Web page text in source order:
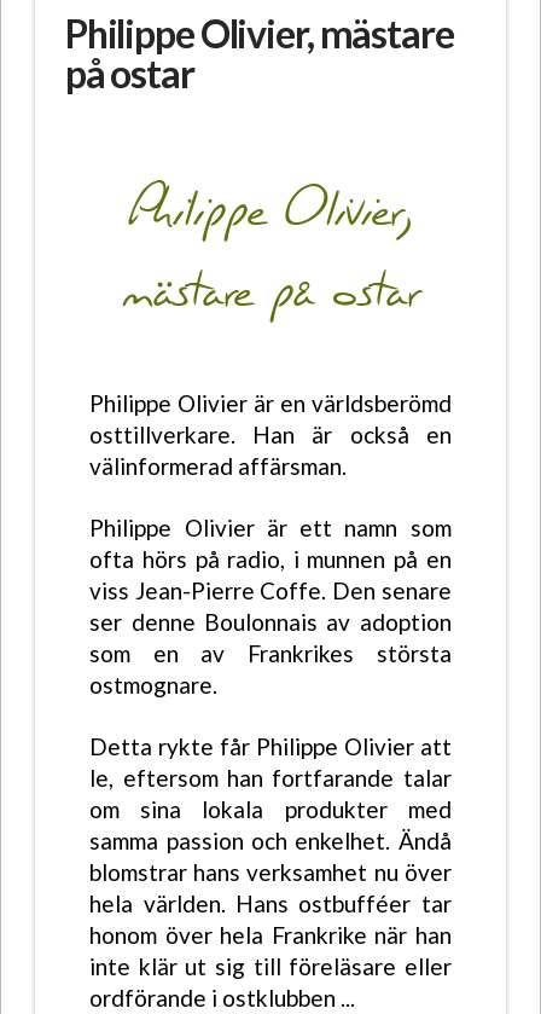
Philippe Olivier, mästare
på ostar
Philippe Olivier,
mästare på ostar
Philippe Olivier är en världsberömd
osttillverkare. Han är också en
välinformerad affärsman.
Philippe Olivier är ett namn som
ofta hörs på radio, i munnen på en
viss Jean-Pierre Coffe. Den senare
ser denne Boulonnais av adoption
som en av Frankrikes största
ostmognare.
Detta rykte får Philippe Olivier att
le, eftersom han fortfarande talar
om sina lokala produkter med
samma passion och enkelhet. Ändå
blomstrar hans verksamhet nu över
hela världen. Hans ostbufféer tar
honom över hela Frankrike när han
inte klär ut sig till föreläsare eller
ordförande i ostklubben ...